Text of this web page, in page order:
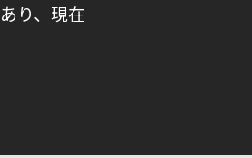
り、現在